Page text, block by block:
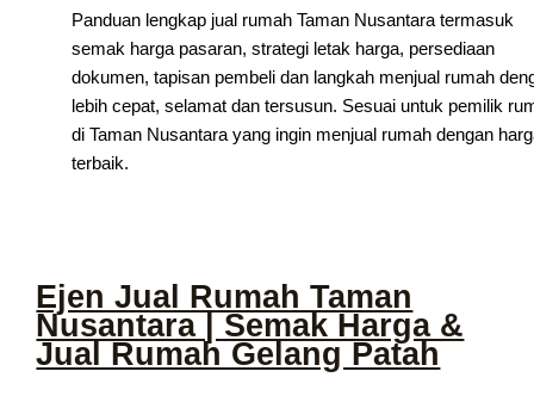
Panduan lengkap jual rumah Taman Nusantara termasuk
semak harga pasaran, strategi letak harga, persediaan
dokumen, tapisan pembeli dan langkah menjual rumah
lebih cepat, selamat dan tersusun. Sesuai untuk pemilik
di Taman Nusantara yang ingin menjual rumah dengan
terbaik.
Ejen Jual Rumah Taman
Nusantara | Semak Harga &
Jual Rumah Gelang Patah